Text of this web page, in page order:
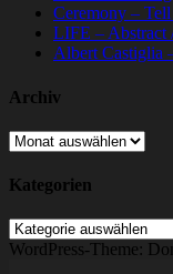
Ceremony –
LIFE – Abstract
Albert Castiglia
Archiv
Archiv
Kategorien
Kategorien
WordPress-Theme: